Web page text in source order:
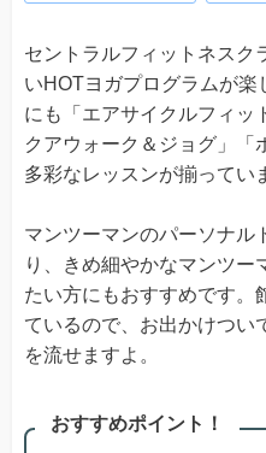
セントラルフィットネスク
いHOTヨガプログラムが
にも「エアサイクルフィッ
クアウォーク＆ジョグ」「
多彩なレッスンが揃ってい
マンツーマンのパーソナル
り、きめ細やかなマンツー
たい方にもおすすめです。
ているので、お出かけつい
を流せますよ。
おすすめポイント！